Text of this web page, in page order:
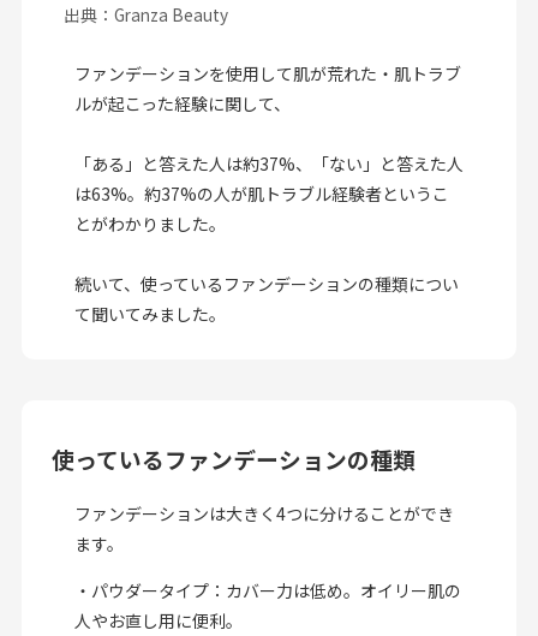
出典：Granza Beauty
ファンデーションを使用して肌が荒れた・肌トラブ
ルが起こった経験に関して、
「ある」と答えた人は約37%、「ない」と答えた人
は63%。約37%の人が肌トラブル経験者というこ
とがわかりました。
続いて、使っているファンデーションの種類につい
て聞いてみました。
使っているファンデーションの種類
ファンデーションは大きく4つに分けることができ
ます。
・パウダータイプ：カバー力は低め。オイリー肌の
人やお直し用に便利。